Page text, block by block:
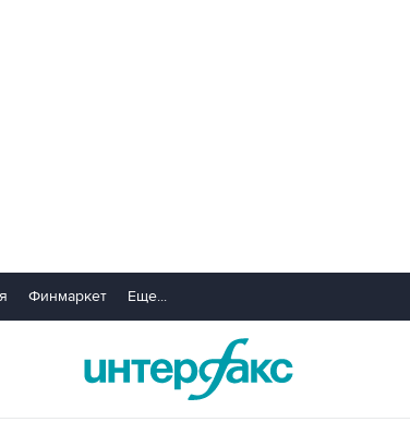
Финмаркет Еще...